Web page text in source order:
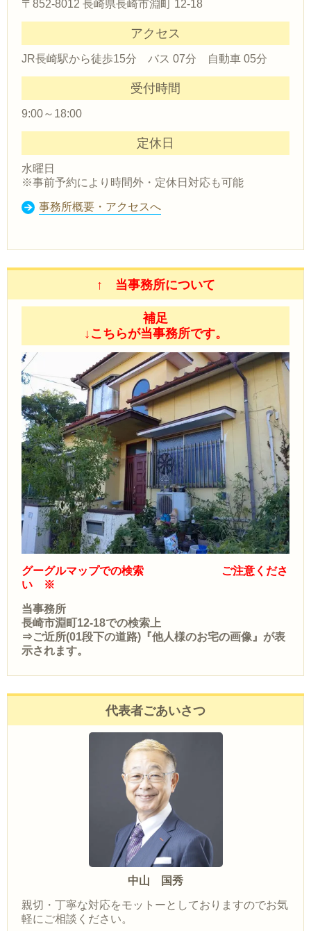
〒852-8012 長崎県長崎市淵町 12-18
アクセス
JR長崎駅から徒歩15分 バス 07分 自動車 05分
受付時間
9:00～18:00
定休日
水曜日
※事前予約により時間外・定休日対応も可能
事務所概要・アクセスへ
↑ 当事務所について
補足
↓こちらが当事務所です。
グーグルマップでの検索 ご注意くださ
い ※
当事務所
長崎市淵町12-18での検索上
⇒ご近所(01段下の道路)『他人様のお宅の画像』が表
示されます。
代表者ごあいさつ
中山 国秀
親切・丁寧な対応をモットーとしておりますのでお気
軽にご相談ください。